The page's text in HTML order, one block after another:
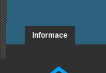
Informace